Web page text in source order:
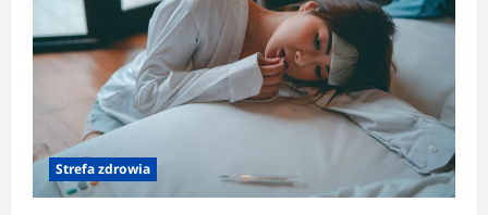
Strefa zdrowia